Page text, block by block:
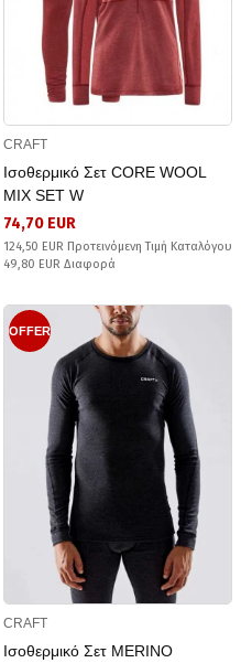
CRAFT
Ισοθερμικό Σετ CORE WOOL
MIX SET W
74,70 EUR
124,50 EUR Προτεινόμενη Τιμή Καταλόγου
49,80 EUR Διαφορά
OFFER
CRAFT
Ισοθερμικό Σετ MERINO